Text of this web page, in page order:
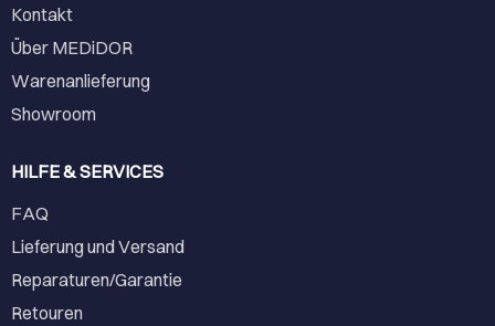
Kontakt
Über MEDiDOR
Warenanlieferung
Showroom
HILFE & SERVICES
FAQ
Lieferung und Versand
Reparaturen/Garantie
Retouren